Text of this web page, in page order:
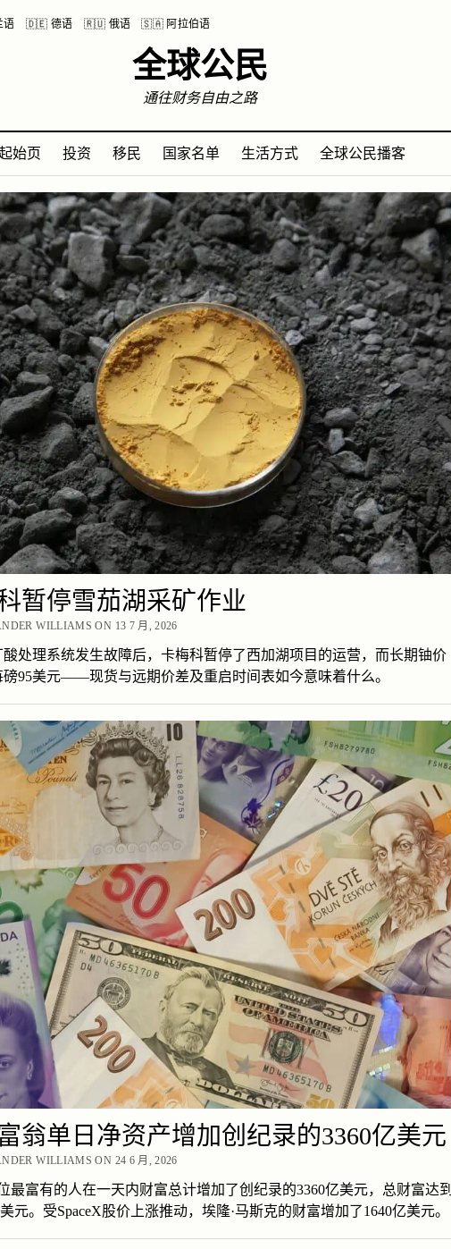
🇩🇪 德语 🇷🇺 俄语 🇸🇦 阿拉伯语
全球公民
通往财务自由之路
始页 投资 移民 国家名单 生活方式 全球公民播客
暂停雪茄湖采矿作业
WILLIAMS ON 13 7 月, 2026
处理系统发生故障后，卡梅科暂停了西加湖项目的运营，而长期铀价
磅95美元——现货与远期价差及重启时间表如今意味着什么。
翁单日净资产增加创纪录的3360亿美元
WILLIAMS ON 24 6 月, 2026
最富有的人在一天内财富总计增加了创纪录的3360亿美元，总财富达到
元。受SpaceX股价上涨推动，埃隆·马斯克的财富增加了1640亿美元。